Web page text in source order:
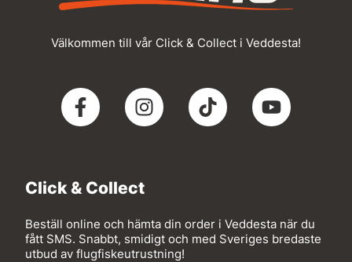
Välkommen till vår Click & Collect i Veddesta!
Click & Collect
Beställ online och hämta din order i Veddesta när du
fått SMS. Snabbt, smidigt och med Sveriges bredaste
utbud av flugfiskeutrustning!